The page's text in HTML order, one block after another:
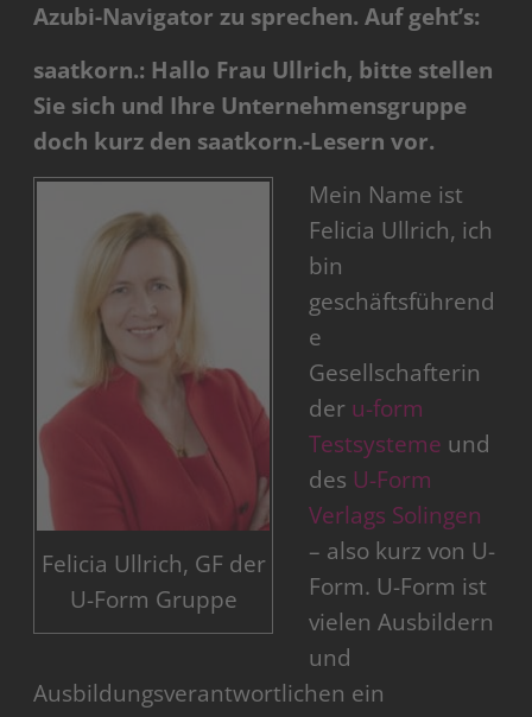
Azubi-Navigator zu sprechen. Auf geht’s:
saatkorn.: Hallo Frau Ullrich, bitte stellen
Sie sich und Ihre Unternehmensgruppe
doch kurz den saatkorn.-Lesern vor.
Felicia Ullrich, GF der
U-Form Gruppe
Mein Name ist
Felicia Ullrich, ich
bin
geschäftsführend
e
Gesellschafterin
der u-form
Testsysteme und
des U-Form
Verlags Solingen
– also kurz von U-
Form. U-Form ist
vielen Ausbildern
und
Ausbildungsverantwortlichen ein